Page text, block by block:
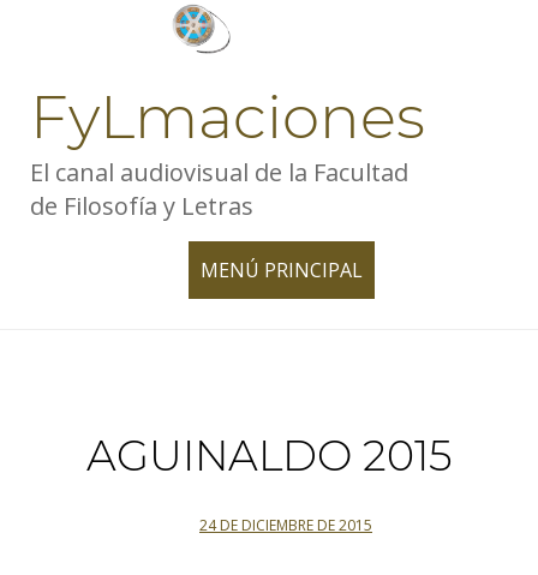
FyLmaciones
El canal audiovisual de la Facultad
de Filosofía y Letras
MENÚ PRINCIPAL
TOGGLE
AGUINALDO 2015
24 DE DICIEMBRE DE 2015